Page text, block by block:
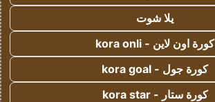
يلا شوت
كورة اون لاين - kora onli
كورة جول - kora goal
كورة ستار - kora star